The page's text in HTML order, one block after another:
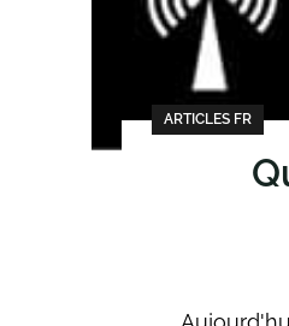
ARTICLES FR